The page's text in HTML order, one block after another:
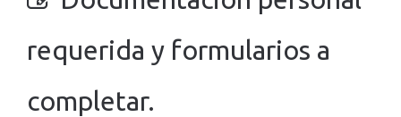
requerida y formularios a
completar.